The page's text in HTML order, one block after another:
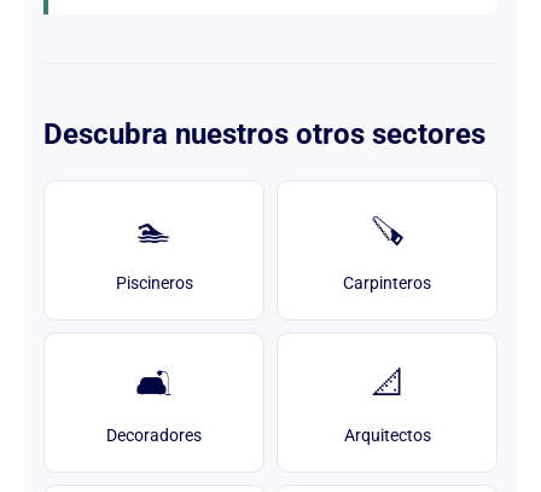
Descubra nuestros otros sectores
🏊
Piscineros
🪚
Carpinteros
🛋️
Decoradores
📐
Arquitectos